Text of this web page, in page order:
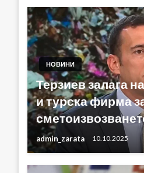
НОВИНИ
Терзиев залага
и турска фирма
admin_zarata 10.10.2025